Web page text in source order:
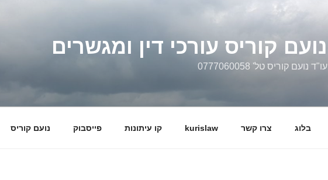
נועם קוריס עורכי דין ומגשרים
עו"ד נועם קוריס טל' 0777060058
בלוג צרו קשר kurislaw קו עיתונות פייסבוק נועם קוריס